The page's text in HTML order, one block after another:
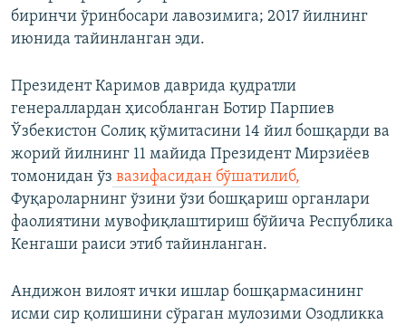
биринчи ўринбосари лавозимига; 2017 йилнинг
июнида тайинланган эди.
Президент Каримов даврида қудратли
генераллардан ҳисобланган Ботир Парпиев
Ўзбекистон Солиқ қўмитасини 14 йил бошқарди ва
жорий йилнинг 11 майида Президент Мирзиёев
томонидан ўз вазифасидан бўшатилиб,
Фуқароларнинг ўзини ўзи бошқариш органлари
фаолиятини мувофиқлаштириш бўйича Республика
Кенгаши раиси этиб тайинланган.
Андижон вилоят ички ишлар бошқармасининг
исми сир қолишини сўраган мулозими Озодликка